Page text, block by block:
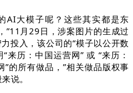
大模子呢？这些其实都是东
”11月29日，涉案图片的生成过
投入，该公司的“模子以公开数
来历：中国运营网” 或 “来历：
”的所有做品，”相关做品版权事
说。